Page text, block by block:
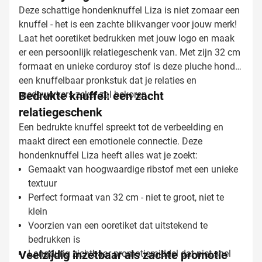
Deze schattige hondenknuffel Liza is niet zomaar een
knuffel - het is een zachte blikvanger voor jouw merk!
Laat het ooretiket bedrukken met jouw logo en maak
er een persoonlijk relatiegeschenk van. Met zijn 32 cm
formaat en unieke corduroy stof is deze pluche hond
een knuffelbaar pronkstuk dat je relaties en
medewerkers zeker zal bekoren.
Bedrukte knuffel: een zacht
relatiegeschenk
Een bedrukte knuffel spreekt tot de verbeelding en
maakt direct een emotionele connectie. Deze
hondenknuffel Liza heeft alles wat je zoekt:
Gemaakt van hoogwaardige ribstof met een unieke
textuur
Perfect formaat van 32 cm - niet te groot, niet te
klein
Voorzien van een ooretiket dat uitstekend te
bedrukken is
Langdurig zichtbaar promotiemiddel dat niet snel
Veelzijdig inzetbaar als zachte promotie